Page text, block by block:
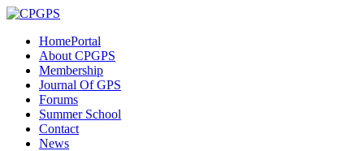
HomePortal
About CPGPS
Membership
Journal Of GPS
Forums
Summer School
Contact
News